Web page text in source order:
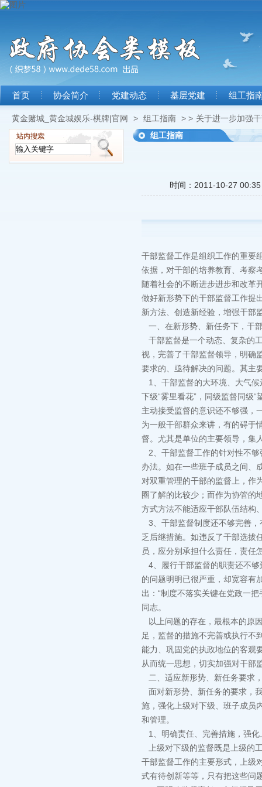
首页 协会简介 党建动态 基层党建 组工指
黄金赌城_黄金城娱乐-棋牌|官网 > 组工指南 > > 关于进一步加强
组工指南
时间：2011-10-27 00:35
干部监督工作是组织工作的重要
依据，对干部的培养教育、考察
随着社会的不断进步进步和改革
做好新形势下的干部监督工作提
新方法、创造新经验，增强干部
一、在新形势、新任务下，干
干部监督是一个动态、复杂的
视，完善了干部监督领导，明确
要求的、亟待解决的问题。其主
1、干部监督的大环境、大气候
下级“雾里看花”，同级监督同级
主动接受监督的意识还不够强，
为一般干部群众来讲，有的碍于
督。尤其是单位的主要领导，集
2、干部监督工作的针对性不够
办法。如在一些班子成员之间、
对双重管理的干部的监督上，作
圈了解的比较少；而作为协管的
方式方法不能适应干部队伍结构
3、干部监督制度还不够完善，
乏后继措施。如违反了干部选拔
员，应分别承担什么责任，责任
4、履行干部监督的职责还不够
的问题明明已很严重，却宽容有
出：“制度不落实关键在党政一
同志。
以上问题的存在，最根本的原
足，监督的措施不完善或执行不
能力、巩固党的执政地位的客观
从而统一思想，切实加强对干部
二、适应新形势、新任务要求
面对新形势、新任务的要求，
施，强化上级对下级、班子成员
和管理。
1、明确责任、完善措施，强化
上级对下级的监督既是上级的
干部监督工作的主要形式，上级
式有待创新等等，只有把这些问